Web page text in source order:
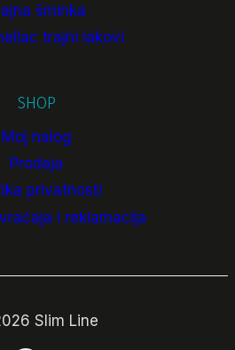
šminka
trajni lakovi
SHOP
Moj nalog
Prodaja
privatnosti
i reklamacija
Slim Line